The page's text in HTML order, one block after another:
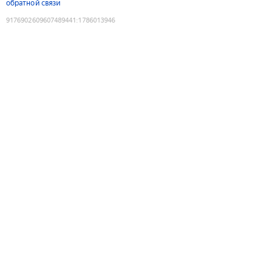
обратной связи
9176902609607489441 :1786013946